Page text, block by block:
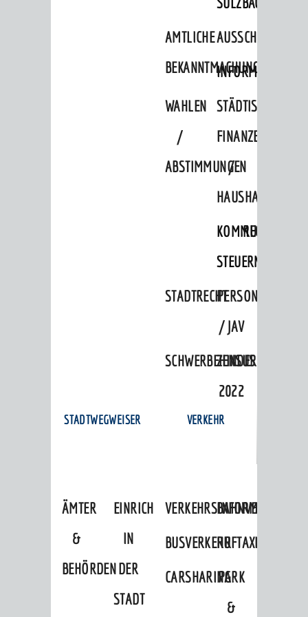
AMTLICHE
BEKANNTMACHUNGEN
WAHLEN
/
ABSTIMMUNGEN
STÄDTISCHE
FINANZEN
/
HAUSHALT
KOMMUNALE
STEUERN
STADTRECHTPERSONALRAT
/ JAV
ZENSUS
2022
STADTWEGWEISER
ÄMTER
&
BEHÖRDEN
EINRICHTUNGEN
IN
DER
STADT
VERKEHR
VERKEHRSINFORMATIONEN
BAHNVERKEHR
BUSVERKEHRRUFTAXI
CARSHARINGPARK
&